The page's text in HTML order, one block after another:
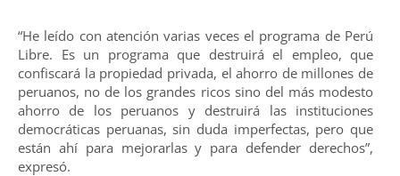
“He leído con atención varias veces el programa de Perú
Libre. Es un programa que destruirá el empleo, que
confiscará la propiedad privada, el ahorro de millones de
peruanos, no de los grandes ricos sino del más modesto
ahorro de los peruanos y destruirá las instituciones
democráticas peruanas, sin duda imperfectas, pero que
están ahí para mejorarlas y para defender derechos”,
expresó.